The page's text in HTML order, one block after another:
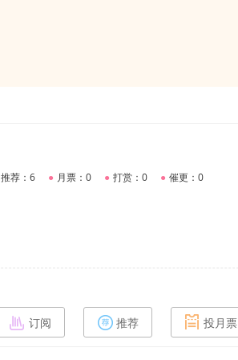
推荐：6 ● 月票：0 ● 打赏：0 ● 催更：0
订阅 推荐 投月票